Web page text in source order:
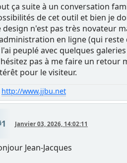
ça suite à un conversation
de cet outil et bien je
design n'est pas très novateur
en ligne (qui reste
l'ai peuplé avec quelques
pas à me faire un retour
pour le visiteur.
http://www.jjbu.net
Janvier 03, 2026, 14:02:11
Jean-Jacques